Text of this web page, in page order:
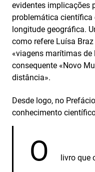
evidentes implicações
problemática científica
longitude geográfica.
como refere Luísa
«viagens marítimas de
consequente «Novo
distância».
Desde logo, no
conhecimento
O livro que